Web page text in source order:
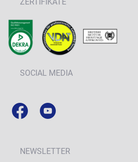
SOCIAL MEDIA
NEWSLETTER